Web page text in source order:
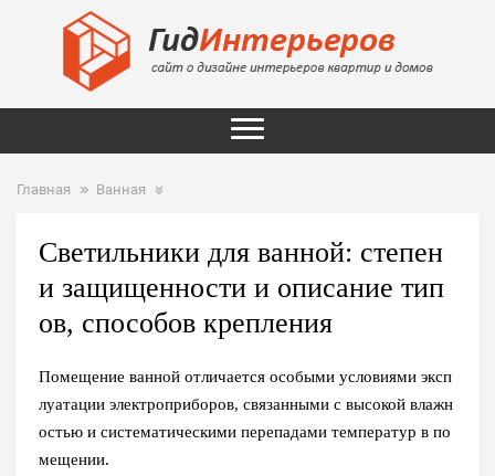
Главная Ванная
Светильники для ванной: степен
и защищенности и описание тип
ов, способов крепления
Помещение ванной отличается особыми условиями эксп
луатации электроприборов, связанными с высокой влажн
остью и систематическими перепадами температур в по
мещении.